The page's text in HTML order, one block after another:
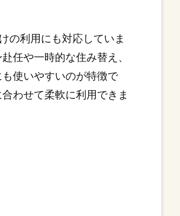
の利用にも対応していま
任や一時的な住み替え、
使いやすいのが特徴で
わせて柔軟に利用できま